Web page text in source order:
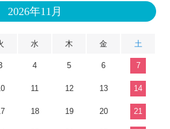
2026年11月
水 木 金 土
4 5 6 7
11 12 13 14
18 19 20 21